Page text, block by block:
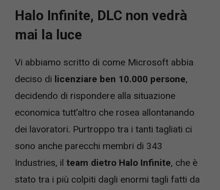
Halo Infinite, DLC non vedrà
mai la luce
Vi abbiamo scritto di come Microsoft abbia
deciso di licenziare ben 10.000 persone,
decidendo di rispondere alla situazione
economica tutt’altro che rosea allontanando
dei lavoratori. Purtroppo tra i tanti tagliati ci
sono anche parecchi membri di 343
Industries, il team dietro Halo Infinite, che è
stato tra i più colpiti dagli enormi tagli fatti da